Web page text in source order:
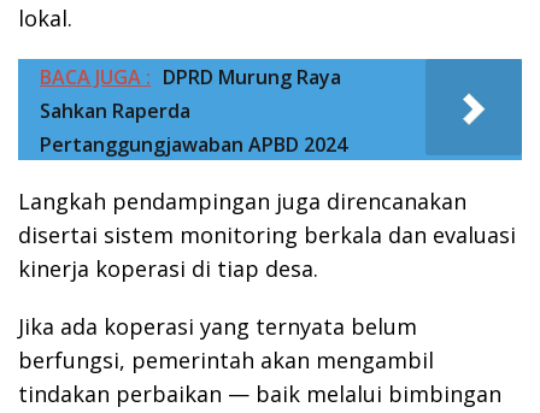
lokal.
BACA JUGA : DPRD Murung Raya
Sahkan Raperda
Pertanggungjawaban APBD 2024
Langkah pendampingan juga direncanakan
disertai sistem monitoring berkala dan evaluasi
kinerja koperasi di tiap desa.
Jika ada koperasi yang ternyata belum
berfungsi, pemerintah akan mengambil
tindakan perbaikan — baik melalui bimbingan